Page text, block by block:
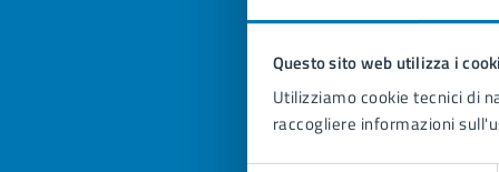
Questo sito web utilizza i
Utilizziamo cookie tecnici di
raccogliere informazioni
Valuta la